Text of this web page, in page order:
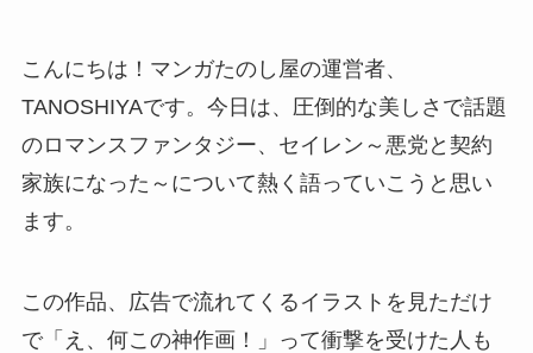
こんにちは！マンガたのし屋の運営者、
TANOSHIYAです。今日は、圧倒的な美しさで話題
のロマンスファンタジー、セイレン～悪党と契約
家族になった～について熱く語っていこうと思い
ます。
この作品、広告で流れてくるイラストを見ただけ
で「え、何この神作画！」って衝撃を受けた人も